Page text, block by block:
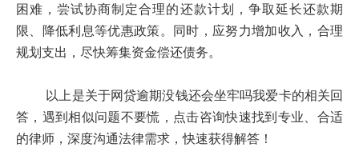
困难，尝试协商制定合理的还款计划，争取延长还款期
限、降低利息等优惠政策。同时，应努力增加收入，合理
规划支出，尽快筹集资金偿还债务。
以上是关于网贷逾期没钱还会坐牢吗我爱卡的相关回
答，遇到相似问题不要慌，点击咨询快速找到专业、合适
的律师，深度沟通法律需求，快速获得解答！